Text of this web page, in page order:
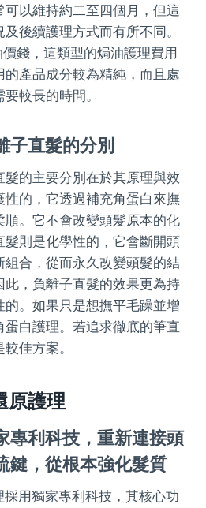
以維持約二至四個月，但這
後續護理方式而有所不同。
錢，這類型的焗油護理費用
產品成分較為精純，而且處
較長的時間。
子直髮的分別
的主要分別在於其原理與效
的，它透過補充角蛋白來撫
。它不會改變頭髮原本的化
則是化學性的，它會斷開頭
合，從而永久改變頭髮的結
，負離子直髮的效果更為持
。如果只是想撫平毛躁並增
白護理。若追求徹底的筆直
佳方案。
護理
專利科技，重新連接頭
鍵，從根本強化髮質
用獨家專利科技，其核心功